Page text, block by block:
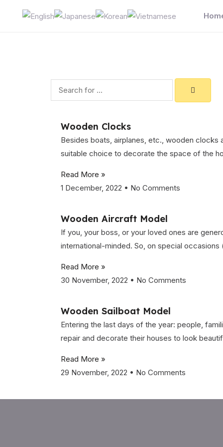
Search
Wooden Clocks
Besides boats, airplanes, etc., wooden clocks
suitable choice to decorate the space of the
Read More »
1 December, 2022
No Comments
Wooden Aircraft Model
If you, your boss, or your loved ones are
international-minded. So, on special
Read More »
30 November, 2022
No Comments
Wooden Sailboat Model
Entering the last days of the year: people,
repair and decorate their houses to look
Read More »
29 November, 2022
No Comments